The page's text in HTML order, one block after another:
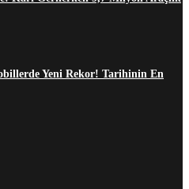
Yeni Rekor! Tarihinin En